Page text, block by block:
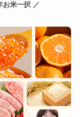
お米一択 ／